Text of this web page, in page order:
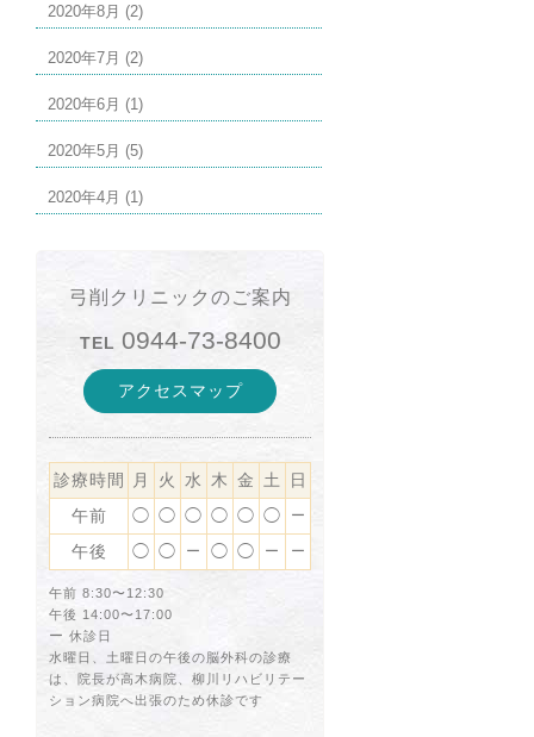
2020年8月 (2)
2020年7月 (2)
2020年6月 (1)
2020年5月 (5)
2020年4月 (1)
弓削クリニックのご案内
TEL 0944-73-8400
アクセスマップ
診療時間 月 火 水 木 金 土
日
午前
◯ ◯ ◯ ◯ ◯ ◯ ー
午後 ◯ ◯ ー ◯ ◯ ー ー
午前 8:30〜12:30
午後 14:00〜17:00
ー 休診日
水曜日、土曜日の午後の脳外科の診療
は、院長が高木病院、柳川リハビリテー
ション病院へ出張のため休診です